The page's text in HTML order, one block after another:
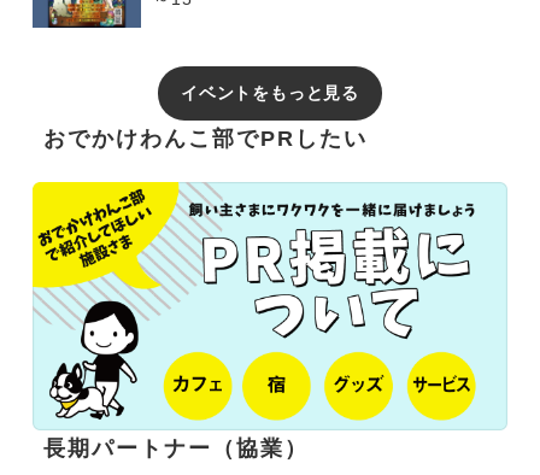
イベントをもっと見る
おでかけわんこ部でPRしたい
長期パートナー（協業）